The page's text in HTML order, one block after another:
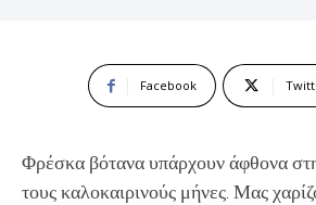
Facebook
Φρέσκα βότανα υπάρχουν άφθονα
τους καλοκαιρινούς μήνες. Μας